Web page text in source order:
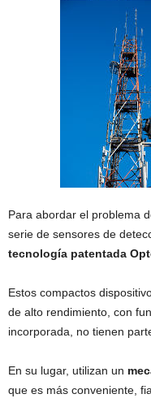
Para abordar el problema
serie de sensores de
tecnología patentada
Estos compactos
de alto rendimiento, con
incorporada, no tienen
En su lugar, utilizan un
que es más conveniente,